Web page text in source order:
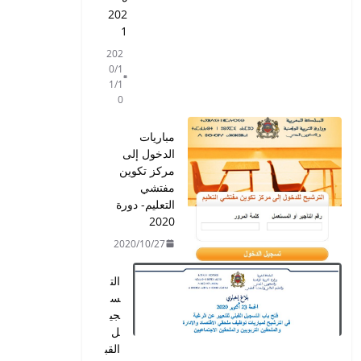
202
1
202
0/1
1/1
0
مباريات
الدخول إلى
مركز تكوين
مفتشي
التعليم- دورة
2020
2020/10/27
الت
س
جي
ل
القب